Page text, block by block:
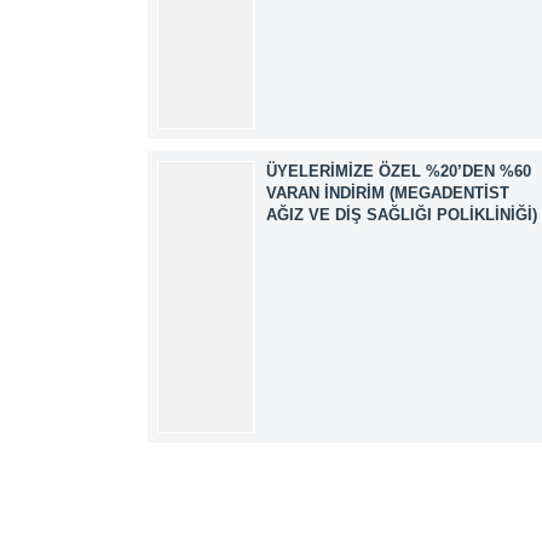
ÜYELERIMIZE ÖZEL %20’DEN %60
VARAN İNDIRIM (MEGADENTIST
AĞIZ VE DIŞ SAĞLIĞI POLIKLINIĞI)